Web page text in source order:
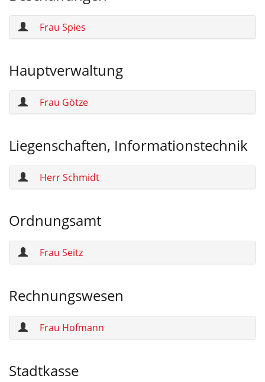
Frau Spies
Hauptverwaltung
Frau Götze
Liegenschaften, Informationstechnik
Herr Schmidt
Ordnungsamt
Frau Seitz
Rechnungswesen
Frau Hofmann
Stadtkasse